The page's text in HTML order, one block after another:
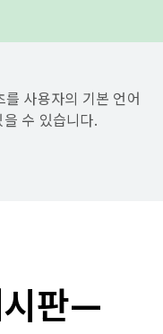
사용자의 기본 언어
수 있습니다.
판—